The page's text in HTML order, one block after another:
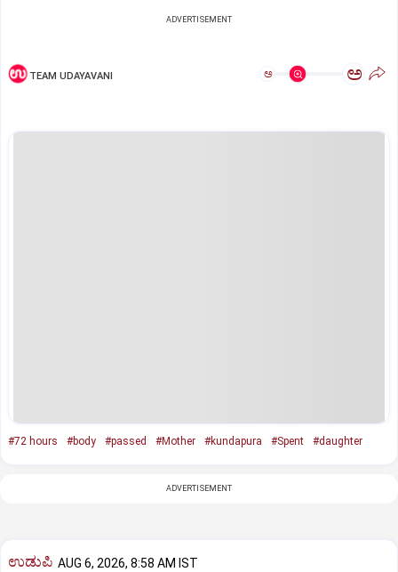
ADVERTISEMENT
TEAM UDAYAVANI ಅ ಅ
#72 hours #body #passed #Mother #kundapura #Spent #daughter
ADVERTISEMENT
ಉಡುಪಿ AUG 6, 2026, 8:58 AM IST